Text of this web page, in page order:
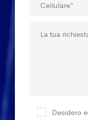
Desidero